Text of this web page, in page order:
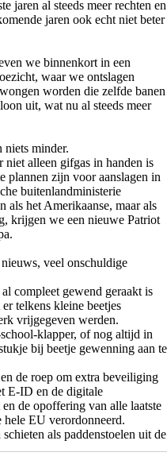
jaren al steeds meer rechten en
jaren ook echt niet beter
we binnenkort in een
waar we ontslagen
worden die zelfde banen
uit, wat nu al steeds meer
niets minder.
niet alleen gifgas in handen is
plannen zijn voor aanslagen in
buitenlandministerie
als het Amerikaanse, maar als
krijgen we een nieuwe Patriot
veel onschuldige
compleet gewend geraakt is
telkens kleine beetjes
vrijgegeven werden.
klapper, of nog altijd in
bij beetje gewenning aan te
de roep om extra beveiliging
E-ID en de digitale
de opoffering van alle laatste
hele EU verordonneerd.
als paddenstoelen uit de